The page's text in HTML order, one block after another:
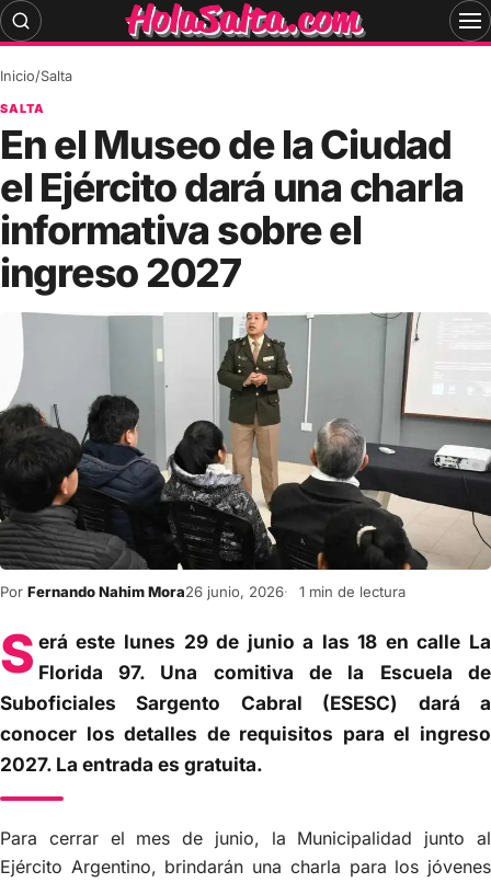
Skip
to
Inicio/Salta
SALTA
En el Museo de la Ciudad
el Ejército dará una charla
informativa sobre el
ingreso 2027
Por Fernando Nahim Mora26 junio, 2026 1 min de lectura
S erá este lunes 29 de junio a las 18 en calle La
Florida 97. Una comitiva de la Escuela de
Suboficiales Sargento Cabral (ESESC) dará a
conocer los detalles de requisitos para el ingreso
2027. La entrada es gratuita.
Para cerrar el mes de junio, la Municipalidad junto al
Ejército Argentino, brindarán una charla para los jóvenes